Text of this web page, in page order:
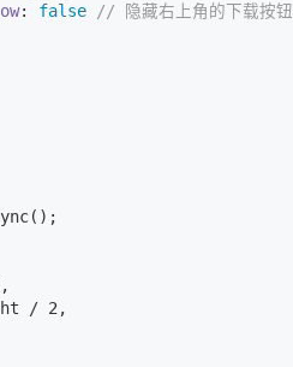
: false
// 隐藏右上角的下载按钮
/ 2 ,